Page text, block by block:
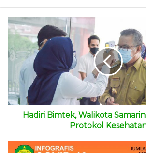
melakukan pelonggaran atau relaksasi.
lebih baik lagi. Ada beberapa hal yang
kata dia.
Selain penambahan 13 kasus positif
menyampaikan penambahan 3 kasus
kasus sembuh berasal dari Penajam
“Penambahan kasus terkonfirmasi
kasus. Semuanya dari Penajam Paser
sembuh berasal dari kluster Gowa.
42 tahun, PPU 17 laki-laki 43 tahun dan
Hadiri Bimtek, Walikota
Protokol